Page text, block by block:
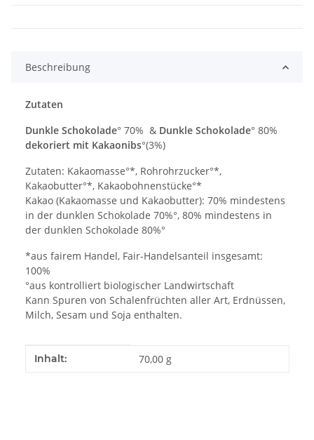
Beschreibung
Zutaten
Dunkle Schokolade° 70% & Dunkle Schokolade° 80%
dekoriert mit Kakaonibs°(3%)
Zutaten: Kakaomasse°*, Rohrohrzucker°*,
Kakaobutter°*, Kakaobohnenstücke°*
Kakao (Kakaomasse und Kakaobutter): 70% mindestens
in der dunklen Schokolade 70%°, 80% mindestens in
der dunklen Schokolade 80%°
*aus fairem Handel, Fair-Handelsanteil insgesamt:
100%
°aus kontrolliert biologischer Landwirtschaft
Kann Spuren von Schalenfrüchten aller Art, Erdnüssen,
Milch, Sesam und Soja enthalten.
Produkteigenschaft
Wert
Inhalt: 70,00 g